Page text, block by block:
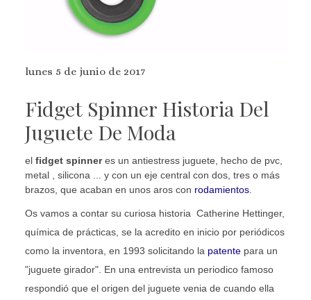
lunes 5 de junio de 2017
Fidget Spinner Historia Del
Juguete De Moda
el fidget spinneres un antiestress juguete, hecho de pvc,
metal , silicona ... y con un eje central con dos, tres o más
brazos, que acaban en unos aros con rodamientos
Os vamos a contar su curiosa historia Catherine Hettinger,
química de prácticas, se la acredito en inicio por periódicos
como la inventora, en 1993 solicitando la patente para un
"juguete girador". En una entrevista un periodico famoso
respondió que el origen del juguete venia de cuando ella